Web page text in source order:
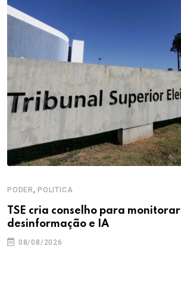
PODER, POLITICA
TSE cria conselho para monitorar
desinformação e IA
08/08/2026